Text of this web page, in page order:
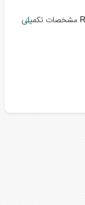
مشخصات تکمیلی